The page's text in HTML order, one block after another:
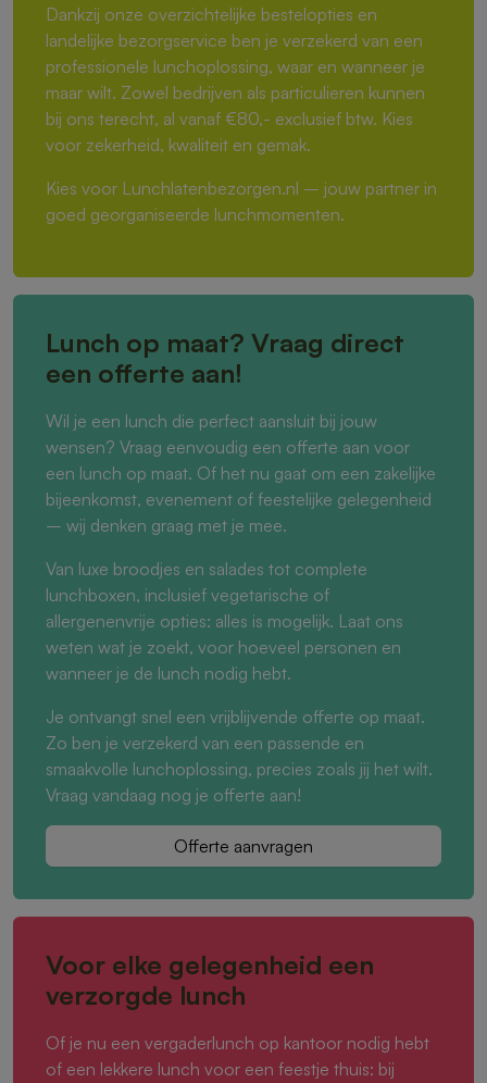
Dankzij onze overzichtelijke bestelopties en
landelijke bezorgservice ben je verzekerd van een
professionele lunchoplossing, waar en wanneer je
maar wilt. Zowel bedrijven als particulieren kunnen
bij ons terecht, al vanaf €80,- exclusief btw. Kies
voor zekerheid, kwaliteit en gemak.
Kies voor Lunchlatenbezorgen.nl – jouw partner in
goed georganiseerde lunchmomenten.
Lunch op maat? Vraag direct
een offerte aan!
Wil je een lunch die perfect aansluit bij jouw
wensen? Vraag eenvoudig een offerte aan voor
een lunch op maat. Of het nu gaat om een zakelijke
bijeenkomst, evenement of feestelijke gelegenheid
– wij denken graag met je mee.
Van luxe broodjes en salades tot complete
lunchboxen, inclusief vegetarische of
allergenenvrije opties: alles is mogelijk. Laat ons
weten wat je zoekt, voor hoeveel personen en
wanneer je de lunch nodig hebt.
Je ontvangt snel een vrijblijvende offerte op maat.
Zo ben je verzekerd van een passende en
smaakvolle lunchoplossing, precies zoals jij het wilt.
Vraag vandaag nog je offerte aan!
Offerte aanvragen
Voor elke gelegenheid een
verzorgde lunch
Of je nu een vergaderlunch op kantoor nodig hebt
of een lekkere lunch voor een feestje thuis: bij